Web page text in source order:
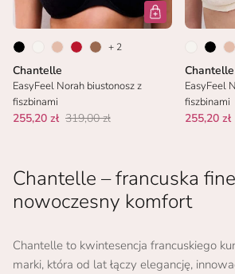
+ 2
Chantelle
EasyFeel Norah biustonosz z
fiszbinami
255,20 zł 319,00 zł
Chantelle
EasyFeel
fiszbinami
255,20 zł
Chantelle – francuska
nowoczesny komfort
Chantelle to kwintesencja francuskiego
marki, która od lat łączy elegancję,